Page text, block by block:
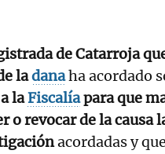
de Catarroja
ladanaha acordado
laFiscalíapara que
o revocar de la causa
acordadas y